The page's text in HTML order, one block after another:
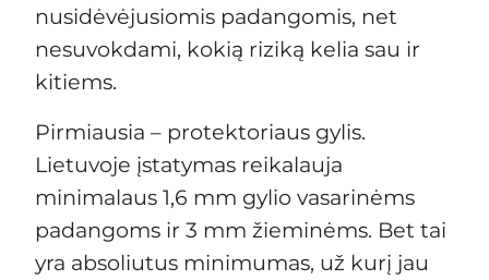
nusidėvėjusiomis padangomis, net
nesuvokdami, kokią riziką kelia sau ir
kitiems.
Pirmiausia – protektoriaus gylis.
Lietuvoje įstatymas reikalauja
minimalaus 1,6 mm gylio vasarinėms
padangoms ir 3 mm žieminėms. Bet tai
yra absoliutus minimumas, už kurį jau